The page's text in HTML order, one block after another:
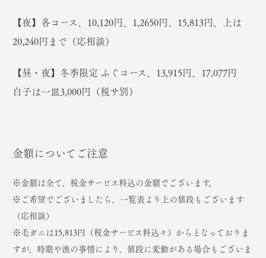
【夜】各コース、10,120円、1,2650円、15,813円、上は
20,240円まで（応相談）
【昼・夜】冬季限定 ふぐコース、13,915円、17,077円
白子は一皿3,000円（税サ別）
金額についてご注意
※金額は全て、税金サービス料込の金額でございます。
※ご希望でございましたら、一覧表より上の値段もございます
（応相談）
※毛ガニは15,813円（税金サービス料込々）からとなっておりま
すが、時期や漁の事情により、値段に変動がある場合もございま